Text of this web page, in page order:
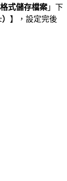
式儲存檔案 」下
】，設定完後